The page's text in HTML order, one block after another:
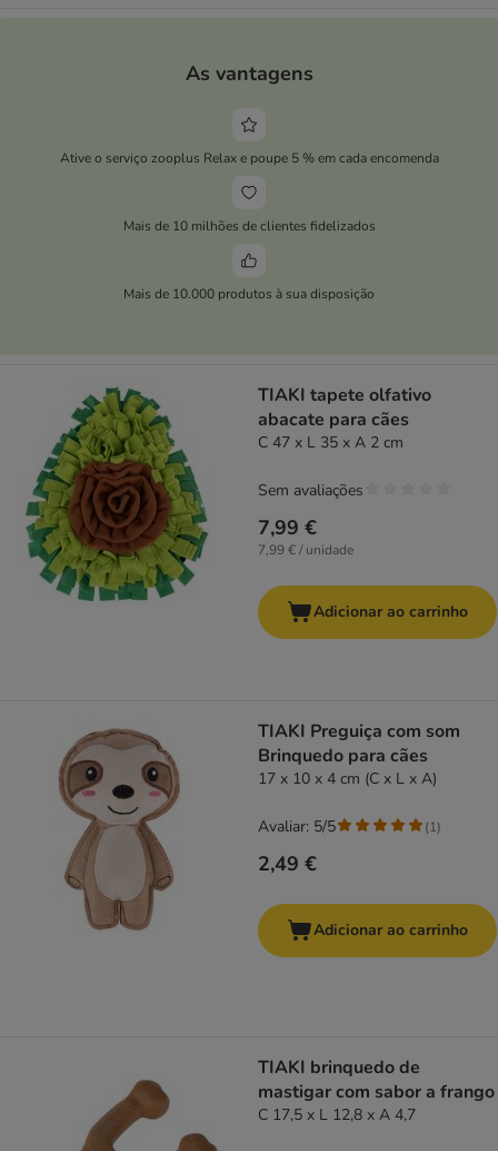
As vantagens
Ative o serviço zooplus Relax e poupe 5 % em cada encomenda
Mais de 10 milhões de clientes fidelizados
Mais de 10.000 produtos à sua disposição
TIAKI tapete olfativo
abacate para cães
C 47 x L 35 x A 2 cm
7,99 €
7,99 € / unidade
Sem avaliações
Adicionar ao carrinho
TIAKI Preguiça com som
Brinquedo para cães
17 x 10 x 4 cm (C x L x A)
2,49 €
Avaliar: 5/5 (1)
Adicionar ao carrinho
TIAKI brinquedo de
mastigar com sabor a frango
C 17,5 x L 12,8 x A 4,7